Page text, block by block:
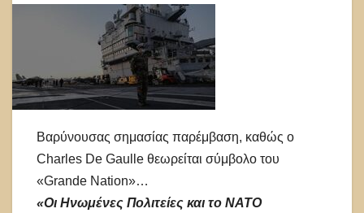
Βαρύνουσας σημασίας παρέμβαση, καθώς ο
Charles De Gaulle θεωρείται σύμβολο του
«Grande Nation»…
«Οι Ηνωμένες Πολιτείες και το ΝΑΤΟ